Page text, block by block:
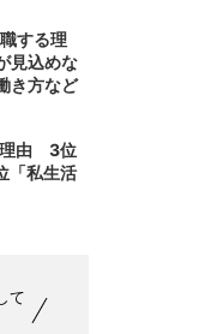
する理
見込めな
き方など
理由 3位
「私生活
て